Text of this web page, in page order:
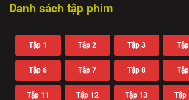
Danh sách tập phim
Tập 1 Tập 2 Tập 3
Tập 6 Tập 7 Tập 8
Tập 11 Tập 12 Tập 13 Tập